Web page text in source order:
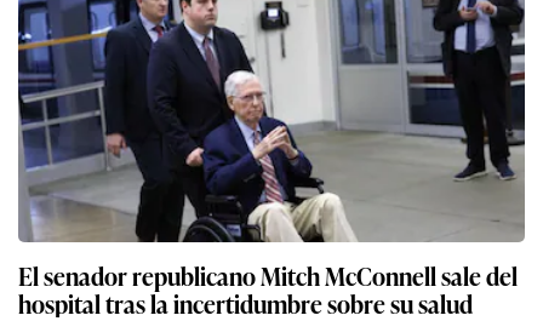
El senador republicano Mitch McConnell sale del
hospital tras la incertidumbre sobre su salud